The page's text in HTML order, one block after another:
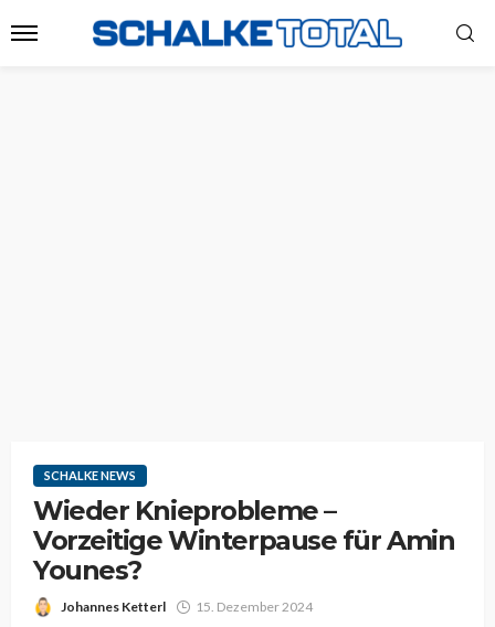
SCHALKE NEWS
Wieder Knieprobleme –
Vorzeitige Winterpause für Amin
Younes?
Johannes Ketterl 15. Dezember 2024